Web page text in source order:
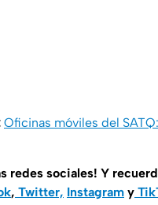
Oficinas móviles del
redes sociales! Y
, Twitter, Instagram y